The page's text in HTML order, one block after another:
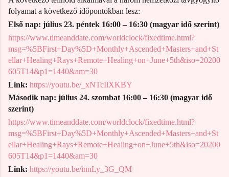
folyamat a következő időpontokban lesz:
Első nap: július 23. péntek 16:00 – 16:30 (magyar idő szerint)
https://www.timeanddate.com/worldclock/fixedtime.html?
msg=%5BFirst+Day%5D+Monthly+Ascended+Masters+and+St
ellar+Healing+Rays+Remote+Healing+on+June+5th&iso=20200
605T14&p1=1440&am=30
Link: https://youtu.be/_xNTcIlXKBY
Második nap: július 24. szombat 16:00 – 16:30 (magyar idő
szerint)
https://www.timeanddate.com/worldclock/fixedtime.html?
msg=%5BFirst+Day%5D+Monthly+Ascended+Masters+and+St
ellar+Healing+Rays+Remote+Healing+on+June+5th&iso=20200
605T14&p1=1440&am=30
Link: https://youtu.be/innLy_3G_QM